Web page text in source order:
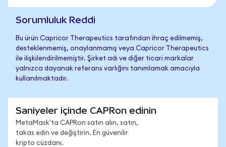
Sorumluluk Reddi
Bu ürün Capricor Therapeutics tarafından ihraç edilmemiş,
desteklenmemiş, onaylanmamış veya Capricor Therapeutics
ile ilişkilendirilmemiştir. Şirket adı ve diğer ticari markalar
yalnızca dayanak referans varlığını tanımlamak amacıyla
kullanılmaktadır.
Saniyeler içinde CAPRon edinin
MetaMask'ta CAPRon satın alın, satın,
takas edin ve değiştirin. En güvenilir
kripto cüzdanı.